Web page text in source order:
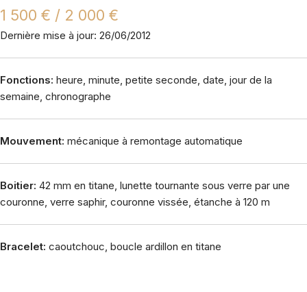
1 500 € / 2 000 €
Dernière mise à jour: 26/06/2012
Fonctions: heure, minute, petite seconde, date, jour de la
semaine, chronographe
Mouvement: mécanique à remontage automatique
Boitier: 42 mm en titane, lunette tournante sous verre par une
couronne, verre saphir, couronne vissée, étanche à 120 m
Bracelet: caoutchouc, boucle ardillon en titane